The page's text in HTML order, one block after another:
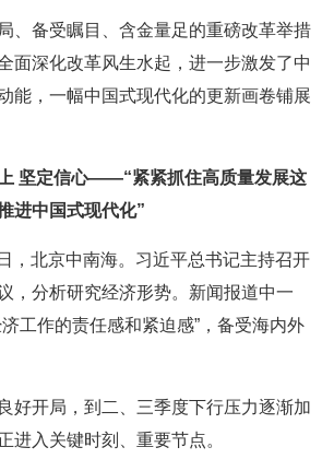
、备受瞩目、含金量足的重磅改革举措
面深化改革风生水起，进一步激发了中
能，一幅中国式现代化的更新画卷铺展
上 坚定信心——“紧紧抓住高质量发展这
进中国式现代化”
，北京中南海。习近平总书记主持召开
，分析研究经济形势。新闻报道中一
工作的责任感和紧迫感”，备受海内外
好开局，到二、三季度下行压力逐渐加
进入关键时刻、重要节点。